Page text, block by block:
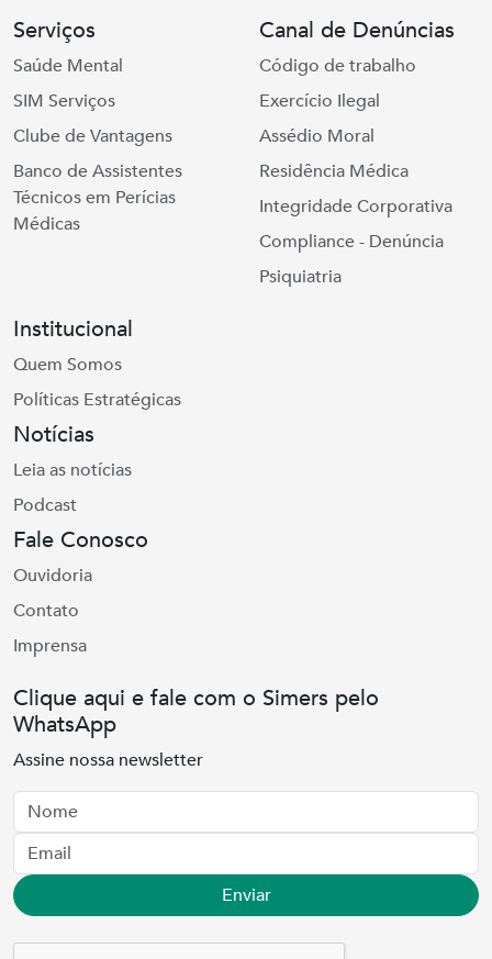
Serviços
Saúde Mental
SIM Serviços
Clube de Vantagens
Banco de Assistentes
Técnicos em Perícias
Médicas
Canal de Denúncias
Código de trabalho
Exercício Ilegal
Assédio Moral
Residência Médica
Integridade Corporativa
Compliance - Denúncia
Psiquiatria
Institucional
Quem Somos
Políticas Estratégicas
Notícias
Leia as notícias
Podcast
Fale Conosco
Ouvidoria
Contato
Imprensa
Clique aqui e fale com o Simers pelo
WhatsApp
Assine nossa newsletter
Nome
Email
Enviar